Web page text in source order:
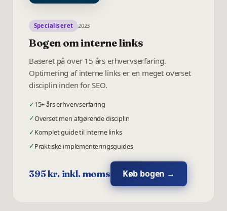
Specialiseret 2023
Bogen om interne links
Baseret på over 15 års erhvervserfaring.
Optimering af interne links er en meget overset
disciplin inden for SEO.
✓15+ års erhvervserfaring
✓Overset men afgørende disciplin
✓Komplet guide til interne links
✓Praktiske implementeringsguides
395 kr. inkl. moms Køb bogen →